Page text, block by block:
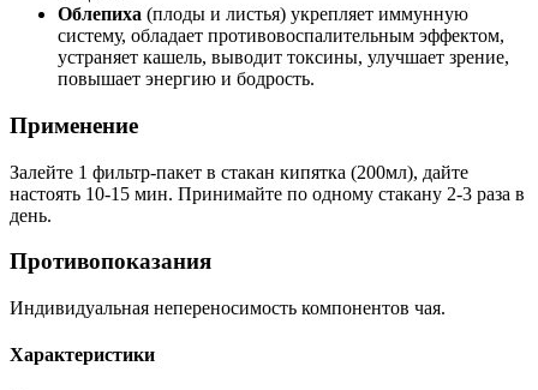
Облепиха (плоды и листья) укрепляет иммунную
систему, обладает противовоспалительным эффектом,
устраняет кашель, выводит токсины, улучшает зрение,
повышает энергию и бодрость.
Применение
Залейте 1 фильтр-пакет в стакан кипятка (200мл), дайте
настоять 10-15 мин. Принимайте по одному стакану 2-3 раза в
день.
Противопоказания
Индивидуальная непереносимость компонентов чая.
Характеристики